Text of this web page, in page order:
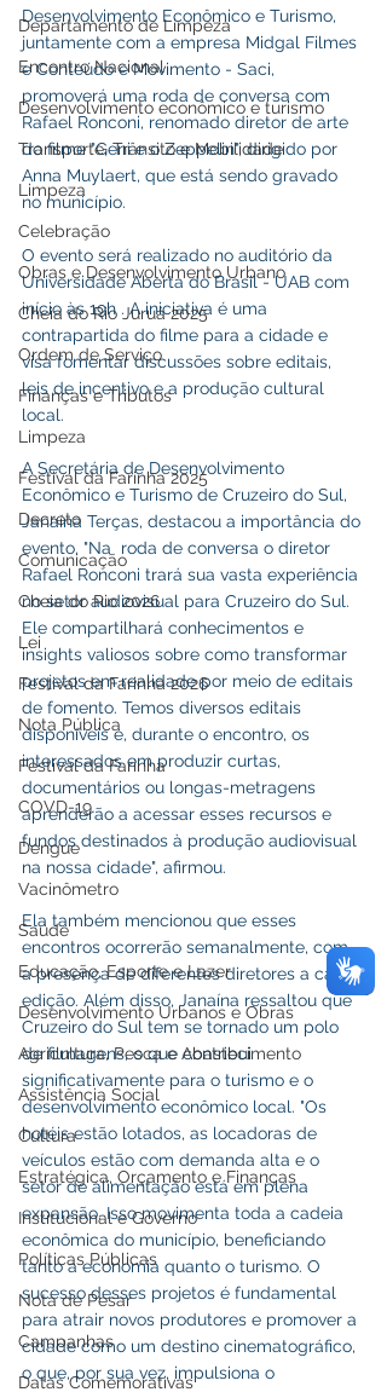
Departamento de Limpeza
Encontro Nacional
Desenvolvimento econômico e turismo
Transporte, Trânsito e Mobilidade
Limpeza
Celebração
Obras e Desenvolvimento Urbano
Cheia do Rio Juruá 2025
Ordem de Serviço
Finanças e Tributos
Limpeza
Festival da Farinha 2025
Decreto
Comunicação
Cheia do Rio 2026
Lei
Festival da Farinha 2026
Nota Pública
Festival da Farinha
COVD-19
Dengue
Vacinômetro
Saúde
Educação, Esporte e Lazer
Desenvolvimento Urbanos e Obras
Agricultura, Pesca e Abastecimento
Assistência Social
Cultura
Estratégica, Orçamento e Finanças
Institucional e Governo
Políticas Públicas
Nota de Pesar
Campanhas
Datas Comemorativas
Desenvolvimento Econômico e Turismo,
juntamente com a empresa Midgal Filmes
e Conteúdo e Movimento - Saci,
promoverá uma roda de conversa com
Rafael Ronconi, renomado diretor de arte
do filme "Geni e o Zeppelin", dirigido por
Anna Muylaert, que está sendo gravado
no município.
O evento será realizado no auditório da
Universidade Aberta do Brasil - UAB com
início às 19h . A iniciativa é uma
contrapartida do filme para a cidade e
visa fomentar discussões sobre editais,
leis de incentivo e a produção cultural
local.
A Secretária de Desenvolvimento
Econômico e Turismo de Cruzeiro do Sul,
Janaína Terças, destacou a importância do
evento. "Na  roda de conversa o diretor
Rafael Ronconi trará sua vasta experiência
no setor audiovisual para Cruzeiro do Sul.
Ele compartilhará conhecimentos e
insights valiosos sobre como transformar
projetos em realidade por meio de editais
de fomento. Temos diversos editais
disponíveis e, durante o encontro, os
interessados em produzir curtas,
documentários ou longas-metragens
aprenderão a acessar esses recursos e
fundos destinados à produção audiovisual
na nossa cidade", afirmou.
Ela também mencionou que esses
encontros ocorrerão semanalmente, com
a presença de diferentes diretores a cada
edição. Além disso, Janaína ressaltou que
Cruzeiro do Sul tem se tornado um polo
de filmagens, o que contribui
significativamente para o turismo e o
desenvolvimento econômico local. "Os
hotéis estão lotados, as locadoras de
veículos estão com demanda alta e o
setor de alimentação está em plena
expansão. Isso movimenta toda a cadeia
econômica do município, beneficiando
tanto a economia quanto o turismo. O
sucesso desses projetos é fundamental
para atrair novos produtores e promover a
cidade como um destino cinematográfico,
o que, por sua vez, impulsiona o